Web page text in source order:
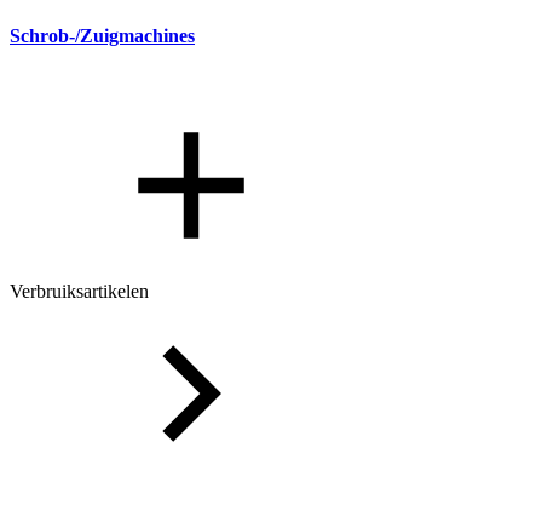
Schrob-/Zuigmachines
Verbruiksartikelen